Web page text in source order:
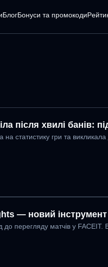
БлогБонуси та промокоди
після хвилі банів:
статистику гри та викликала
— новий інструмент
до перегляду матчів у